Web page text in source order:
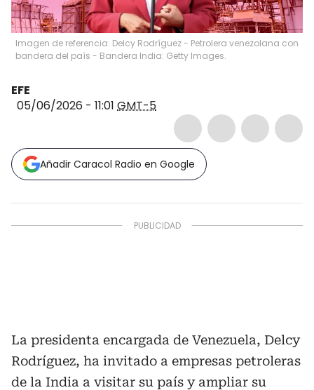
Imagen de referencia. Delcy Rodríguez - Petrolera venezolana con
bandera del país - Bandera India: Getty Images.
EFE
05/06/2026 - 11:01 GMT-5
Añadir Caracol Radio en Google
La presidenta encargada de Venezuela, Delcy
Rodríguez, ha invitado a empresas petroleras
de la India a visitar su país y ampliar su